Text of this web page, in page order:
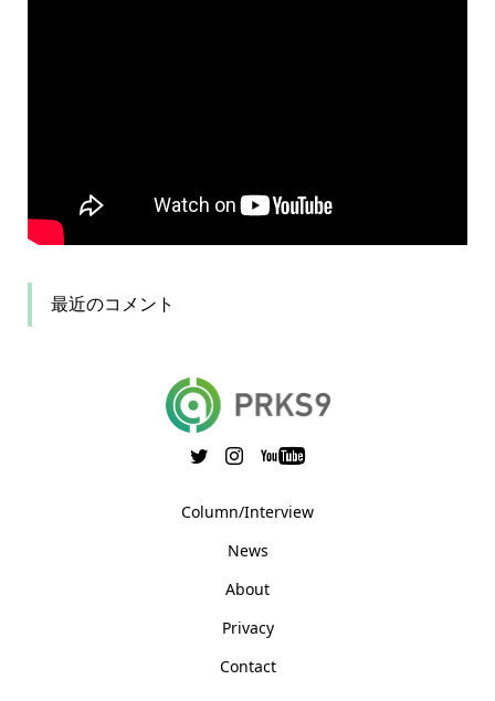
最近のコメント
Column/Interview
News
About
Privacy
Contact